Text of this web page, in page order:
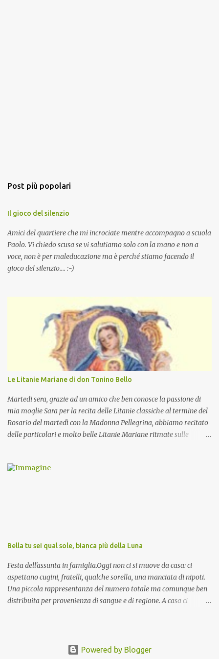
Post più popolari
Il gioco del silenzio
Amici del quartiere che mi incrociate mentre accompagno a scuola
Paolo. Vi chiedo scusa se vi salutiamo solo con la mano e non a
voce, non è per maleducazione ma è perché stiamo facendo il
gioco del silenzio.... :-)
Le Litanie Mariane di don Tonino Bello
Martedi sera, grazie ad un amico che ben conosce la passione di
mia moglie Sara per la recita delle Litanie classiche al termine del
Rosario del martedì con la Madonna Pellegrina, abbiamo recitato
delle particolari e molto belle Litanie Mariane ritmate sulle
preghiera.
Bella tu sei qual sole, bianca più della Luna
Festa dell'assunta in famiglia.Oggi non ci si muove da casa: ci
aspettano cugini, fratelli, qualche sorella, una manciata di nipoti.
Una piccola rappresentanza del numero totale ma comunque ben
distribuita per provenienza di sangue e di regione. A casa ci
Powered by Blogger